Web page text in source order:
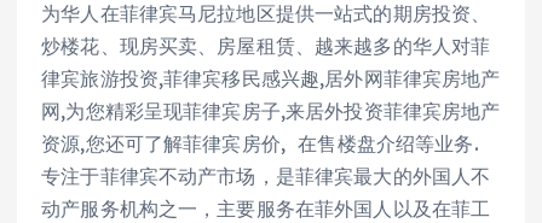
为华人在菲律宾马尼拉地区提供一站式的期房投资、
炒楼花、现房买卖、房屋租赁、越来越多的华人对菲
律宾旅游投资,菲律宾移民感兴趣,居外网菲律宾房地产
网,为您精彩呈现菲律宾房子,来居外投资菲律宾房地产
资源,您还可了解菲律宾房价, 在售楼盘介绍等业务.
专注于菲律宾不动产市场，是菲律宾最大的外国人不
动产服务机构之一，主要服务在菲外国人以及在菲工